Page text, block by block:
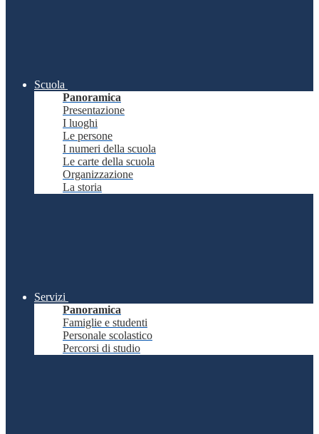
Scuola
Panoramica
Presentazione
I luoghi
Le persone
I numeri della scuola
Le carte della scuola
Organizzazione
La storia
Servizi
Panoramica
Famiglie e studenti
Personale scolastico
Percorsi di studio